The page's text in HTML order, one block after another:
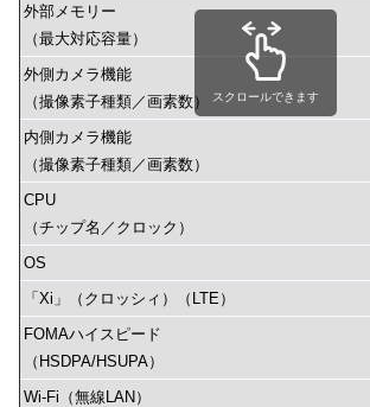
外部メモリー
（最大対応容量）
外側カメラ機能
（撮像素子種類／画素数）
内側カメラ機能
（撮像素子種類／画素数）
CPU
（チップ名／クロック）
OS
「Xi」（クロッシィ）（LTE）
FOMAハイスピード
（HSDPA/HSUPA）
Wi-Fi（無線LAN）
スクロールできます